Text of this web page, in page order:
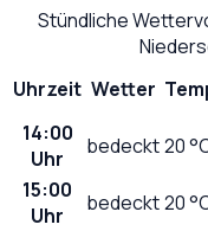
Stündliche
Uhrzeit Wetter
14:00
Uhr
bedeckt20
15:00
Uhr
bedeckt20